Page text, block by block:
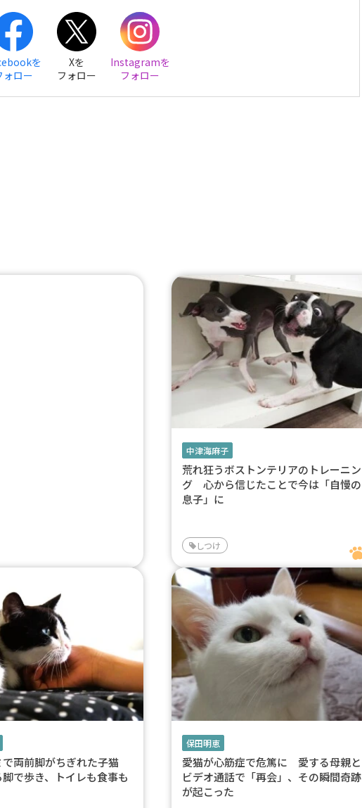
を
ォロー
Xを
フォロー
Instagramを
フォロー
中津海麻子
荒れ狂うボストンテリアのトレーニン
グ 心から信じたことで今は「自慢の
息子」に
しつけ
で両前脚がちぎれた子猫
で歩き、トイレも食事も
保田明恵
愛猫が心筋症で危篤に 愛する母親と
ビデオ通話で「再会」、その瞬間奇跡
が起こった